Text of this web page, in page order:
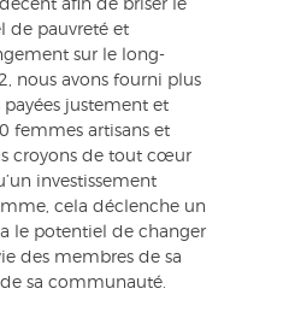
afin de briser le
de pauvreté et
sur le long-
nous avons fourni plus
justement et
femmes artisans et
croyons de tout cœur
investissement
cela déclenche un
le potentiel de changer
des membres de sa
sa communauté.